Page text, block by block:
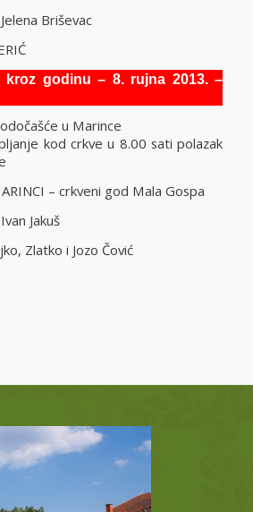
Briševac
kroz godinu – 8. rujna 2013. –
u Marince
kod crkve u 8.00 sati polazak
– crkveni god Mala Gospa
Jakuš
i Jozo Čović